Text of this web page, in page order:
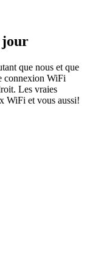
jour
que nous et que
connexion WiFi
Les vraies
WiFi et vous aussi!